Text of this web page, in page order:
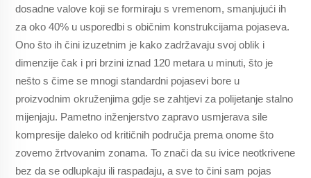
dosadne valove koji se formiraju s vremenom, smanjujući ih
za oko 40% u usporedbi s običnim konstrukcijama pojaseva.
Ono što ih čini izuzetnim je kako zadržavaju svoj oblik i
dimenzije čak i pri brzini iznad 120 metara u minuti, što je
nešto s čime se mnogi standardni pojasevi bore u
proizvodnim okruženjima gdje se zahtjevi za polijetanje stalno
mijenjaju. Pametno inženjerstvo zapravo usmjerava sile
kompresije daleko od kritičnih područja prema onome što
zovemo žrtvovanim zonama. To znači da su ivice neotkrivene
bez da se odlupkaju ili raspadaju, a sve to čini sam pojas